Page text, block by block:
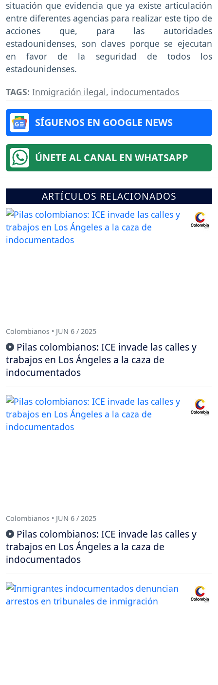
situación que evidencia que ya existe articulación
entre diferentes agencias para realizar este tipo de
acciones que, para las autoridades
estadounidenses, son claves porque se ejecutan
en favor de la seguridad de todos los
estadounidenses.
TAGS: Inmigración ilegal, indocumentados
SÍGUENOS EN GOOGLE NEWS
ÚNETE AL CANAL EN WHATSAPP
ARTÍCULOS RELACIONADOS
Colombianos • JUN 6 / 2025
Pilas colombianos: ICE invade las calles y
trabajos en Los Ángeles a la caza de
indocumentados
Colombianos • JUN 6 / 2025
Pilas colombianos: ICE invade las calles y
trabajos en Los Ángeles a la caza de
indocumentados